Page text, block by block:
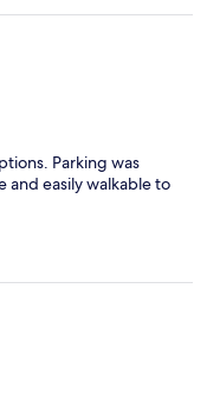
Parking was
and easily walkable to